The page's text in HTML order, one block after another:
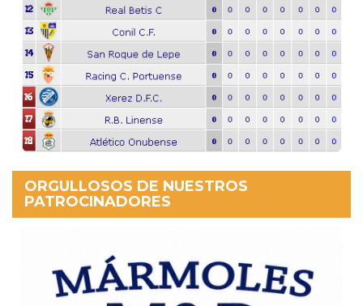
ORGULLOSOS DE NUESTROS
PATROCINADORES